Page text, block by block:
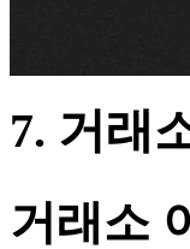
7. 거래
거래소